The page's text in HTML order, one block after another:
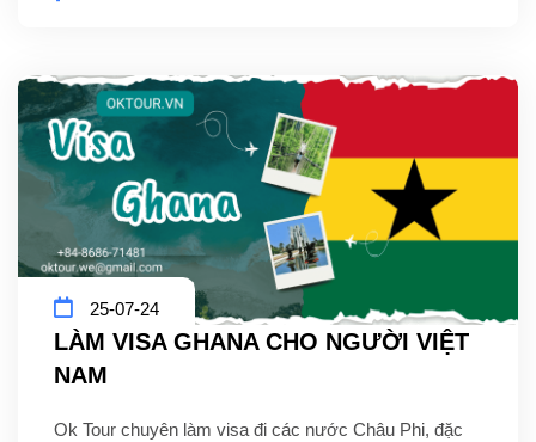
25-07-24
LÀM VISA GHANA CHO NGƯỜI VIỆT
NAM
Ok Tour chuyên làm visa đi các nước Châu Phi, đặc